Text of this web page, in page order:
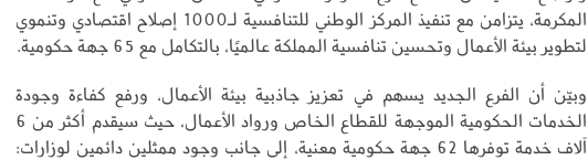
المكرمة، يتزامن مع تنفيذ المركز الوطني للتنافسية لـ1000 إصلاح اقتصادي وتنموي
لتطوير بيئة الأعمال وتحسين تنافسية المملكة عالميًا، بالتكامل مع 65 جهة حكومية.
وبيّن أن الفرع الجديد يسهم في تعزيز جاذبية بيئة الأعمال، ورفع كفاءة وجودة
الخدمات الحكومية الموجهة للقطاع الخاص ورواد الأعمال، حيث سيقدم أكثر من 6
آلاف خدمة توفرها 62 جهة حكومية معنية، إلى جانب وجود ممثلين دائمين لوزارات: